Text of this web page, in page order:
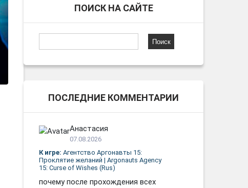
ПОИСК НА САЙТЕ
ПОСЛЕДНИЕ КОММЕНТАРИИ
Анастасия
07.08.2026
К игре: Агентство Аргонавты 15:
Проклятие желаний | Argonauts Agency
15: Curse of Wishes (Rus)
почему после прохождения всех